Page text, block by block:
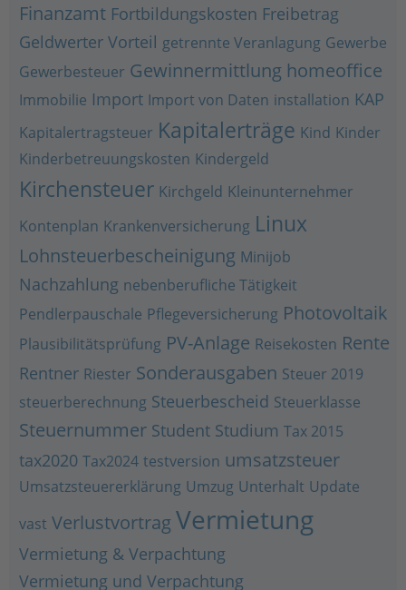
Finanzamt Fortbildungskosten Freibetrag
Geldwerter Vorteil getrennte Veranlagung Gewerbe
Gewerbesteuer Gewinnermittlung homeoffice
Immobilie Import Import von Daten installation KAP
Kapitalertragsteuer Kapitalerträge Kind Kinder
Kinderbetreuungskosten Kindergeld
Kirchensteuer Kirchgeld Kleinunternehmer
Kontenplan Krankenversicherung Linux
Lohnsteuerbescheinigung Minijob
Nachzahlung nebenberufliche Tätigkeit
Pendlerpauschale Pflegeversicherung Photovoltaik
Plausibilitätsprüfung PV-Anlage Reisekosten Rente
Rentner Riester Sonderausgaben Steuer 2019
steuerberechnung Steuerbescheid Steuerklasse
Steuernummer Student Studium Tax 2015
tax2020 Tax2024 testversion umsatzsteuer
Umsatzsteuererklärung Umzug Unterhalt Update
vast VerlustvortragVermietung
Vermietung & Verpachtung
Vermietung und Verpachtung